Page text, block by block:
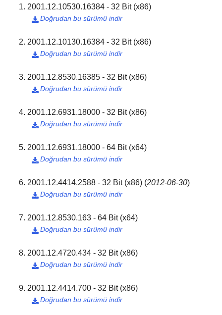
2001.12.10530.16384 - 32 Bit (x86)
Doğrudan bu sürümü indir

2001.12.10130.16384 - 32 Bit (x86)
Doğrudan bu sürümü indir

2001.12.8530.16385 - 32 Bit (x86)
Doğrudan bu sürümü indir

2001.12.6931.18000 - 32 Bit (x86)
Doğrudan bu sürümü indir

2001.12.6931.18000 - 64 Bit (x64)
Doğrudan bu sürümü indir

2001.12.4414.2588 - 32 Bit (x86) (2012-06-30)
Doğrudan bu sürümü indir

2001.12.8530.163 - 64 Bit (x64)
Doğrudan bu sürümü indir

2001.12.4720.434 - 32 Bit (x86)
Doğrudan bu sürümü indir

2001.12.4414.700 - 32 Bit (x86)
Doğrudan bu sürümü indir
